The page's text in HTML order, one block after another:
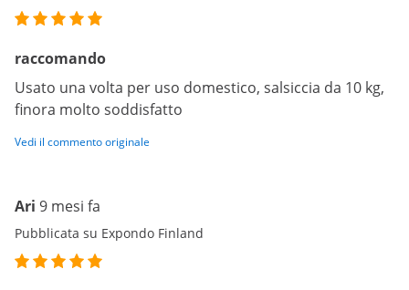
raccomando
Usato una volta per uso domestico, salsiccia da 10 kg,
finora molto soddisfatto
Vedi il commento originale
Ari 9 mesi fa
Pubblicata su Expondo Finland